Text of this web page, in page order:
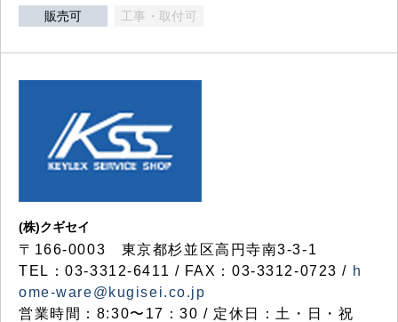
販売可 工事・取付可
(株)クギセイ
〒166-0003 東京都杉並区高円寺南3-3-1
TEL：03-3312-6411 / FAX：03-3312-0723 / h
ome-ware@kugisei.co.jp
営業時間：8:30〜17：30 / 定休日：土・日・祝